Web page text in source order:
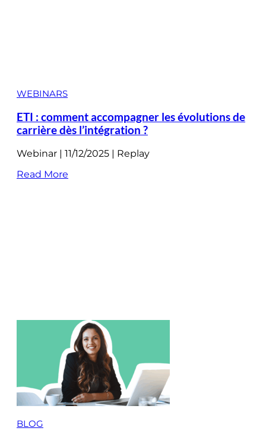
WEBINARS
ETI : comment accompagner les évolutions de
carrière dès l’intégration ?
Webinar | 11/12/2025 | Replay
Read More
BLOG